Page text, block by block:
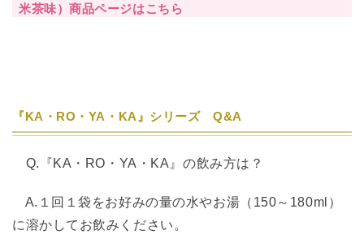
米茶味）商品ページはこちら
『KA・RO・YA・KA』シリーズ Q&A
Q.『KA・RO・YA・KA』の飲み方は？
A.１回１袋をお好みの量の水やお湯（150～180ml）
に溶かしてお飲みください。